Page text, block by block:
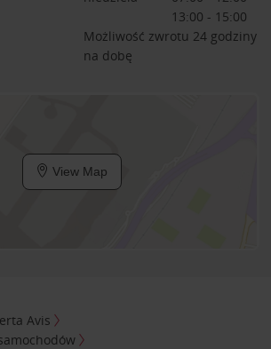
13:00 - 15:00
Możliwość zwrotu 24 godziny
na dobę
View Map
Avis